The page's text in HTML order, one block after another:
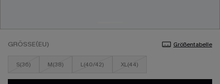
GRÖSSE(EU) Größentabelle
S(36) M(38) L(40/42) XL(44)